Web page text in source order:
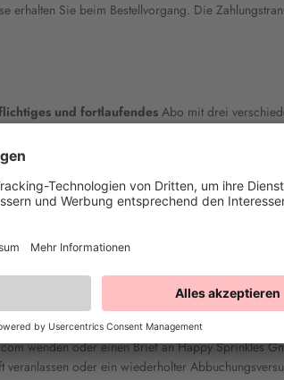
erhalten Sie beim Bestellvorgang. Die
und fortlaufendes Abo mit drei
um eine weitere Backbox, bis die
Abbuchungfür die Backbox findet automatisch
und Versanddatum, je nachdem wie Ostern liegt.
stets aktuell sind. Die Änderung der
wenden oder einen Brief an Happy Sprinkles
veranlassen oder ein wiederholter